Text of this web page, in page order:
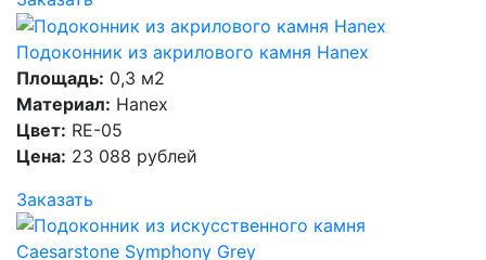
Подоконник из акрилового камня Hanex
Площадь: 0,3 м2
Материал: Hanex
Цвет: RE-05
Цена: 23 088 рублей
Заказать